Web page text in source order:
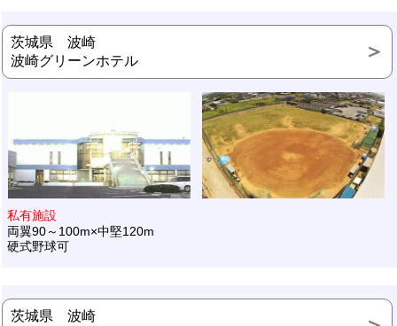
茨城県 波崎
波崎グリーンホテル
私有施設
両翼90～100m×中堅120m
硬式野球可
茨城県 波崎